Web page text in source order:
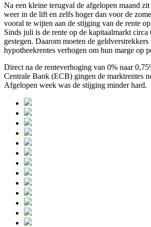
Na een kleine terugval de afgelopen maand
weer in de lift en zelfs hoger dan voor de
vooral te wijten aan de stijging van de rente
Sinds juli is de rente op de kapitaalmarkt circa
gestegen. Daarom moeten de
hypotheekrentes verhogen om hun marge op
Direct na de renteverhoging van 0% naar
Centrale Bank (ECB) gingen de marktrentes
Afgelopen week was de stijging minder hard.